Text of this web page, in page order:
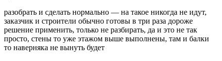
разобрать и сделать нормально — на такое никогда не идут,
заказчик и строители обычно готовы в три раза дороже
решение применить, только не разбирать, да и это не так
просто, стены то уже этажом выше выполнены, там и балки
то наверняка не вынуть будет